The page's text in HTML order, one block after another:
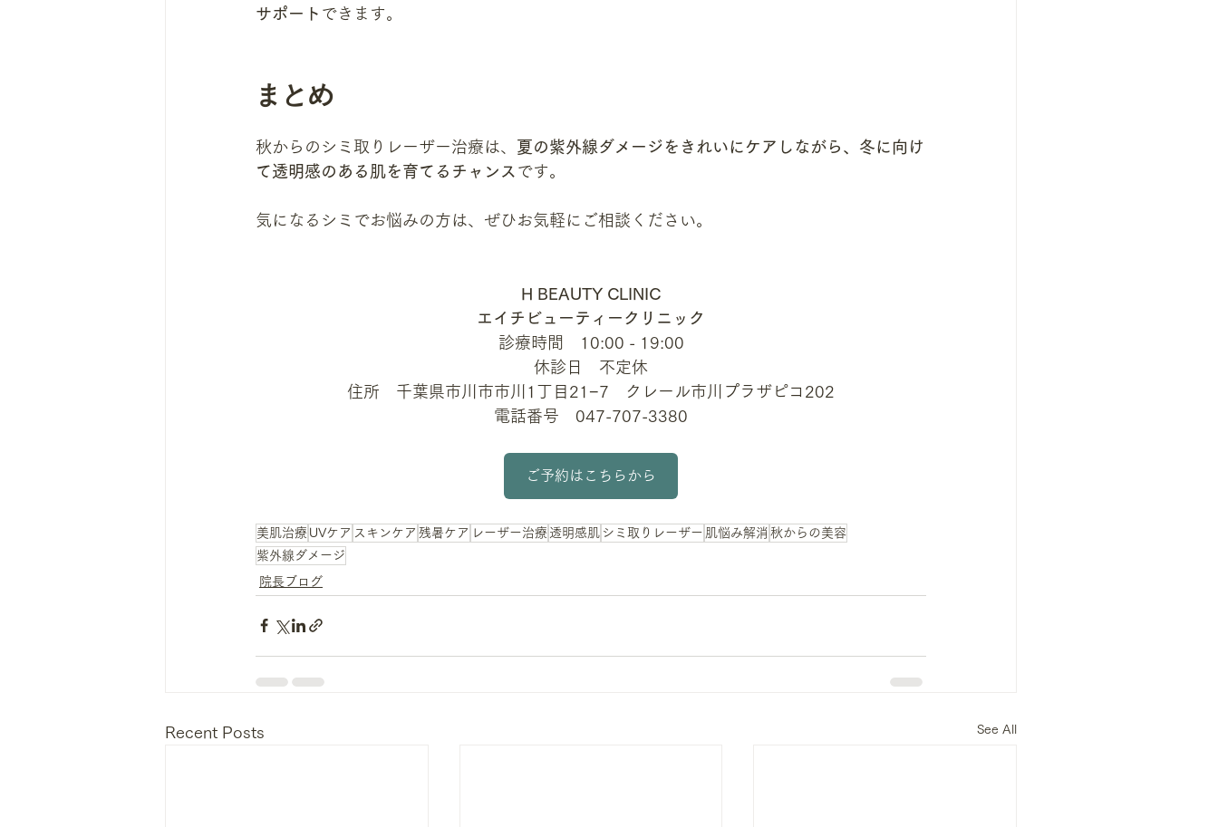
サポート できます。
まとめ
秋からのシミ取りレーザー治療は、 夏の紫外線ダメージをきれいにケアしながら、冬に向け
て透明感のある肌を育てるチャンス です。
気になるシミでお悩みの方は、ぜひお気軽にご相談ください。
H BEAUTY CLINIC
エイチビューティークリニック
診療時間　10:00 - 19:00
休診日　不定休
​住所　千葉県市川市市川1丁目21−7　クレール市川プラザピコ202
電話番号　047-707-3380
ご予約はこちらから
美肌治療 UVケア スキンケア 残暑ケア レーザー治療 透明感肌 シミ取りレーザー 肌悩み解消 秋からの美容
紫外線ダメージ
院長ブログ
Recent Posts See All